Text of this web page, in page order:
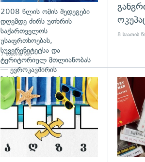
2008 წლის ომის შედეგები
დღემდე ძირს უთხრის
საქართველოს
უსაფრთხოებას,
სუვერენიტეტსა და
ტერიტორიულ მთლიანობას
— ევროკავშირის
პრესპიკერის განცხადება
7 საათის წინ
8 საათის
გადახედვა